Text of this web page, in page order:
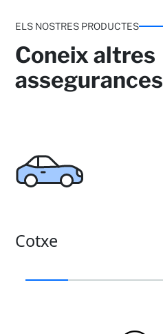
ELS NOSTRES PRODUCTES
Coneix altres
assegurances
Cotxe